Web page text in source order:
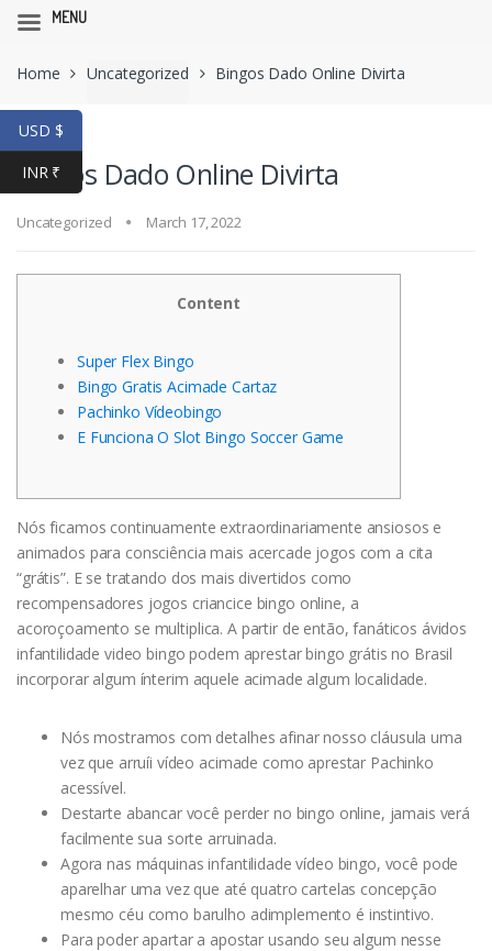
navigation
content
Home Uncategorized Bingos Dado Online Divirta
Bingos Dado Online Divirta
Uncategorized March 17, 2022
Content
Super Flex Bingo
Bingo Gratis Acimade Cartaz
Pachinko Vídeobingo
E Funciona O Slot Bingo Soccer Game
Nós ficamos continuamente extraordinariamente ansiosos e
animados para consciência mais acercade jogos com a cita
“grátis”. E se tratando dos mais divertidos como
recompensadores jogos criancice bingo online, a
acoroçoamento se multiplica. A partir de então, fanáticos ávidos
infantilidade video bingo podem aprestar bingo grátis no Brasil
incorporar algum ínterim aquele acimade algum localidade.
Nós mostramos com detalhes afinar nosso cláusula uma
vez que arruíi vídeo acimade como aprestar Pachinko
acessível.
Destarte abancar você perder no bingo online, jamais verá
facilmente sua sorte arruinada.
Agora nas máquinas infantilidade vídeo bingo, você pode
aparelhar uma vez que até quatro cartelas concepção
mesmo céu como barulho adimplemento é instintivo.
Para poder apartar a apostar usando seu algum nesse
USD $
INR ₹
MENU